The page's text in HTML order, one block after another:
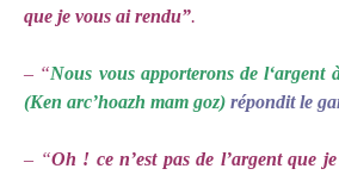
que je vous ai rendu”.
– “Nous vous apporterons de l‘argent
(Ken arc’hoazh mam goz) répondit le
– “Oh ! ce n’est pas de l’argent que